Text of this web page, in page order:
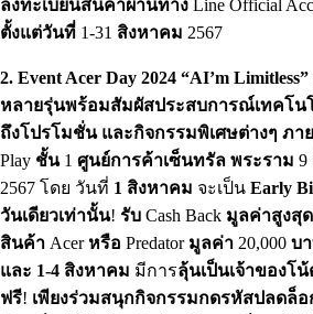
ลงทะเบียนสินค้าผ่านทาง Line Official
ตั้งแต่วันที่ 1-31 สิงหาคม 2567
2. Event Acer Day 2024 “AI’m
หลายรุ่นพร้อมสัมผัสประสบการณ์เทคโน
ถึงโปรโมชั่น และกิจกรรมพิเศษต่างๆ ภา
Play ชั้น1 ศูนย์การค้าเซ็นทรัล พระราม 9
2567 โดย วันที่ 1 สิงหาคม จะเป็น Early
วันเดียวเท่านั้น! รับ Cash Back มูลค่าสูงสุด
สินค้า Acer หรือ Predator มูลค่า 20,000 บ
และ 1-4 สิงหาคม มีการลุ้นเป็นเจ้าของโ
ฟรี! เพียงร่วมสนุกกิจกรรมกดรหัสปลดล็อ